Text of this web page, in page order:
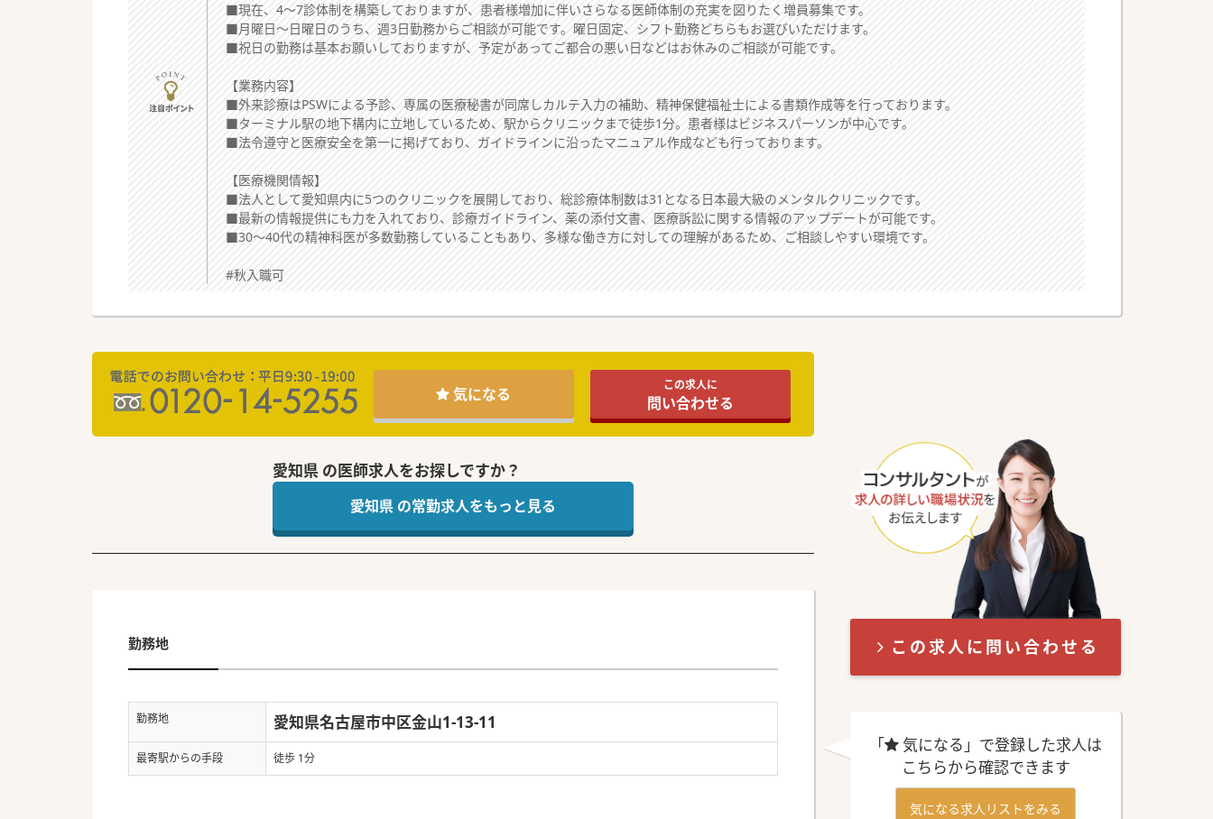
■現在、4～7診体制を構築しておりますが、患者様増加に伴いさらなる医師体制の充実を図りたく増員募集です。
■月曜日～日曜日のうち、週3日勤務からご相談が可能です。曜日固定、シフト勤務どちらもお選びいただけます。
■祝日の勤務は基本お願いしておりますが、予定があってご都合の悪い日などはお休みのご相談が可能です。
【業務内容】
■外来診療はPSWによる予診、専属の医療秘書が同席しカルテ入力の補助、精神保健福祉士による書類作成等を行っております。
■ターミナル駅の地下構内に立地しているため、駅からクリニックまで徒歩1分。患者様はビジネスパーソンが中心です。
■法令遵守と医療安全を第一に掲げており、ガイドラインに沿ったマニュアル作成なども行っております。
【医療機関情報】
■法人として愛知県内に5つのクリニックを展開しており、総診療体制数は31となる日本最大級のメンタルクリニックです。
■最新の情報提供にも力を入れており、診療ガイドライン、薬の添付文書、医療訴訟に関する情報のアップデートが可能です。
■30～40代の精神科医が多数勤務していることもあり、多様な働き方に対しての理解があるため、ご相談しやすい環境です。
#秋入職可
気になる この求人に
問い合わせる
愛知県 の医師求人をお探しですか？
愛知県 の常勤求人をもっと見る
勤務地
勤務地 愛知県名古屋市中区金山1-13-11
最寄駅からの手段 徒歩 1分
この求人に問い合わせる
「
気になる」で登録した求人は
こちらから確認できます
気になる求人リストをみる